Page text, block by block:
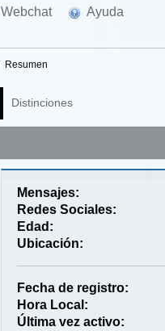
Webchat Ayuda
Resumen
Distinciones
Mensajes:
Redes Sociales:
Edad:
Ubicación:
Fecha de registro:
Hora Local:
Última vez activo: